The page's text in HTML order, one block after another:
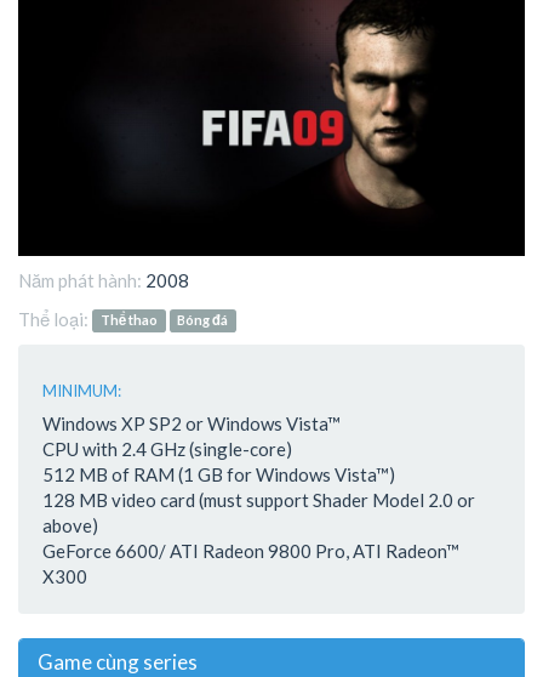
Năm phát hành: 2008
Thể loại:
Thể thao Bóng đá
MINIMUM:
Windows XP SP2 or Windows Vista™
CPU with 2.4 GHz (single-core)
512 MB of RAM (1 GB for Windows Vista™)
128 MB video card (must support Shader Model 2.0 or
above)
GeForce 6600/ ATI Radeon 9800 Pro, ATI Radeon™
X300
Game cùng series